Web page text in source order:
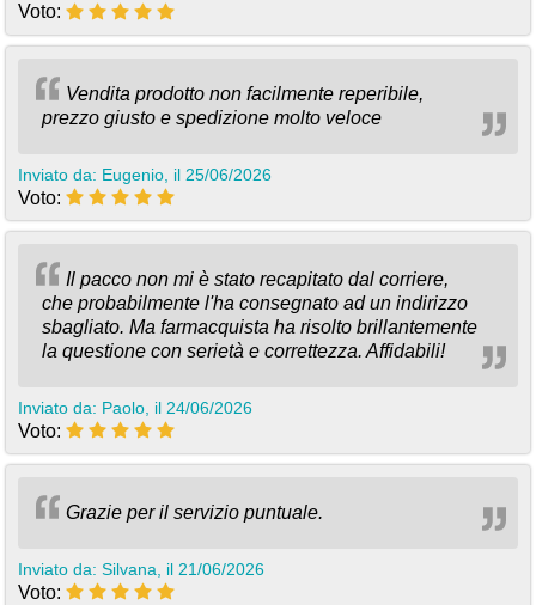
Voto:
Vendita prodotto non facilmente reperibile,
prezzo giusto e spedizione molto veloce
Inviato da: Eugenio, il 25/06/2026
Voto:
Il pacco non mi è stato recapitato dal corriere,
che probabilmente l'ha consegnato ad un indirizzo
sbagliato. Ma farmacquista ha risolto brillantemente
la questione con serietà e correttezza. Affidabili!
Inviato da: Paolo, il 24/06/2026
Voto:
Grazie per il servizio puntuale.
Inviato da: Silvana, il 21/06/2026
Voto: